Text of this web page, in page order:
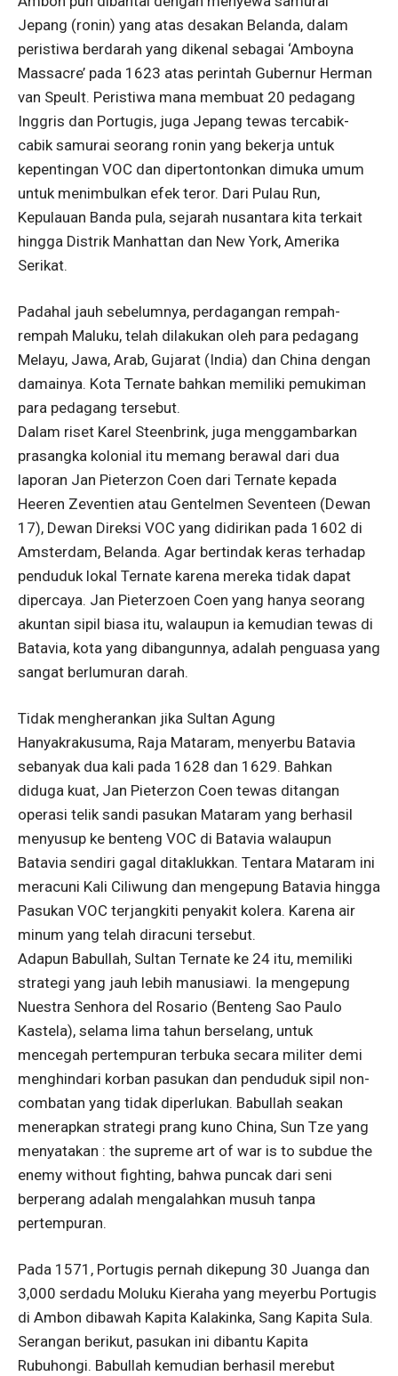
Jepang (ronin) yang atas desakan Belanda, dalam
peristiwa berdarah yang dikenal sebagai ‘Amboyna
Massacre’ pada 1623 atas perintah Gubernur Herman
van Speult. Peristiwa mana membuat 20 pedagang
Inggris dan Portugis, juga Jepang tewas tercabik-
cabik samurai seorang ronin yang bekerja untuk
kepentingan VOC dan dipertontonkan dimuka umum
untuk menimbulkan efek teror. Dari Pulau Run,
Kepulauan Banda pula, sejarah nusantara kita terkait
hingga Distrik Manhattan dan New York, Amerika
Serikat.
Padahal jauh sebelumnya, perdagangan rempah-
rempah Maluku, telah dilakukan oleh para pedagang
Melayu, Jawa, Arab, Gujarat (India) dan China dengan
damainya. Kota Ternate bahkan memiliki pemukiman
para pedagang tersebut.
Dalam riset Karel Steenbrink, juga menggambarkan
prasangka kolonial itu memang berawal dari dua
laporan Jan Pieterzon Coen dari Ternate kepada
Heeren Zeventien atau Gentelmen Seventeen (Dewan
17), Dewan Direksi VOC yang didirikan pada 1602 di
Amsterdam, Belanda. Agar bertindak keras terhadap
penduduk lokal Ternate karena mereka tidak dapat
dipercaya. Jan Pieterzoen Coen yang hanya seorang
akuntan sipil biasa itu, walaupun ia kemudian tewas di
Batavia, kota yang dibangunnya, adalah penguasa yang
sangat berlumuran darah.
Tidak mengherankan jika Sultan Agung
Hanyakrakusuma, Raja Mataram, menyerbu Batavia
sebanyak dua kali pada 1628 dan 1629. Bahkan
diduga kuat, Jan Pieterzon Coen tewas ditangan
operasi telik sandi pasukan Mataram yang berhasil
menyusup ke benteng VOC di Batavia walaupun
Batavia sendiri gagal ditaklukkan. Tentara Mataram ini
meracuni Kali Ciliwung dan mengepung Batavia hingga
Pasukan VOC terjangkiti penyakit kolera. Karena air
minum yang telah diracuni tersebut.
Adapun Babullah, Sultan Ternate ke 24 itu, memiliki
strategi yang jauh lebih manusiawi. Ia mengepung
Nuestra Senhora del Rosario (Benteng Sao Paulo
Kastela), selama lima tahun berselang, untuk
mencegah pertempuran terbuka secara militer demi
menghindari korban pasukan dan penduduk sipil non-
combatan yang tidak diperlukan. Babullah seakan
menerapkan strategi prang kuno China, Sun Tze yang
menyatakan : the supreme art of war is to subdue the
enemy without fighting, bahwa puncak dari seni
berperang adalah mengalahkan musuh tanpa
pertempuran.
Pada 1571, Portugis pernah dikepung 30 Juanga dan
3,000 serdadu Moluku Kieraha yang meyerbu Portugis
di Ambon dibawah Kapita Kalakinka, Sang Kapita Sula.
Serangan berikut, pasukan ini dibantu Kapita
Rubuhongi. Babullah kemudian berhasil merebut